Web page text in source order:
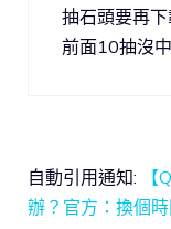
抽石頭要再
前面10抽沒
自動引用通知:
辦？官方：換個